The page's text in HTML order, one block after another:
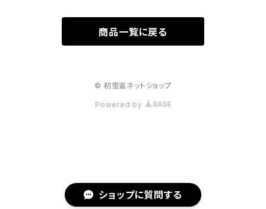
ショップに質問する
初雪盃 日本酒+リキュール
初雪盃 リキュール+砥部焼
商品一覧に戻る
© 初雪盃ネットショップ
Powered by